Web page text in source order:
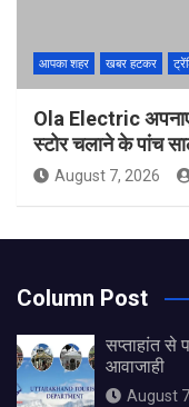
आपका शहर खबर हटकर
Ola Electric
स्टोर चलाने के पांच
August 7, 2026
Column Post
सप्ताहांत से
आवाजाही
August